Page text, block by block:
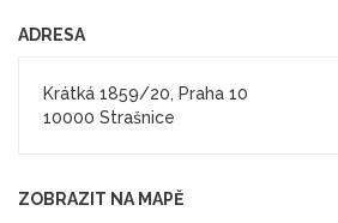
ADRESA
Krátká 1859/20, Praha 10
10000 Strašnice
ZOBRAZIT NA MAPĚ